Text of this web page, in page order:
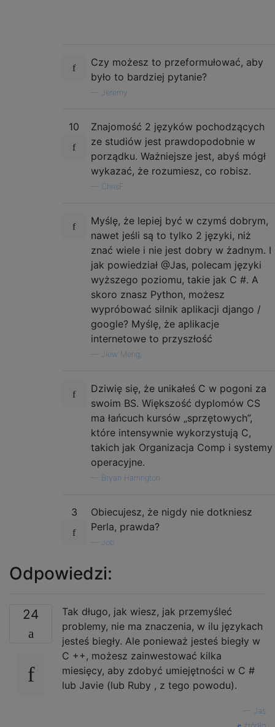
Czy możesz to przeformułować, aby
było to bardziej pytanie?
Jeremy
10
Znajomość 2 języków pochodzących
ze studiów jest prawdopodobnie w
porządku. Ważniejsze jest, abyś mógł
wykazać, że rozumiesz, co robisz.
ChrisF
Myślę, że lepiej być w czymś dobrym,
nawet jeśli są to tylko 2 języki, niż
znać wiele i nie jest dobry w żadnym. I
jak powiedział @Jas, polecam języki
wyższego poziomu, takie jak C #. A
skoro znasz Python, możesz
wypróbować silnik aplikacji django /
google? Myślę, że aplikacje
internetowe to przyszłość
Jiew Meng,
Dziwię się, że unikałeś C w pogoni za
swoim BS. Większość dyplomów CS
ma łańcuch kursów „sprzętowych”,
które intensywnie wykorzystują C,
takich jak Organizacja Comp i systemy
operacyjne.
Bryan Harrington
3
Obiecujesz, że nigdy nie dotkniesz
Perla, prawda?
Job
Odpowiedzi:
24
Tak długo, jak wiesz, jak przemyśleć
problemy, nie ma znaczenia, w ilu językach
jesteś biegły. Ale ponieważ jesteś biegły w
C ++, możesz zainwestować kilka
miesięcy, aby zdobyć umiejętności w C #
lub Javie (lub Ruby , z tego powodu).
Jas